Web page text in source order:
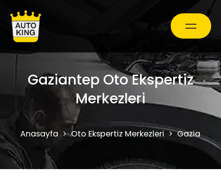
Araç Bakım ve Onarım
Oto Ekspertiz Hizmetleri
Kampanyalar
Gaziantep Oto Ekspertiz
Merkezleri
Anasayfa Oto Ekspertiz Merkezleri Gaziantep